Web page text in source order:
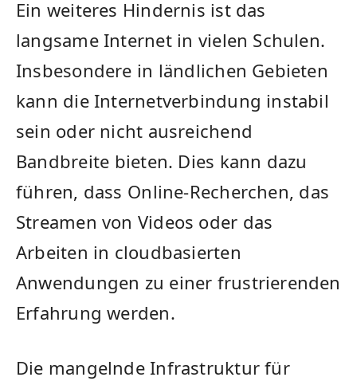
Ein weiteres Hindernis‌ ist das
langsame Internet in⁣ vielen Schulen.
Insbesondere in⁣ ländlichen Gebieten
kann die Internetverbindung instabil​
sein oder nicht ausreichend‍
Bandbreite⁤ bieten. Dies ‌kann dazu
führen,‍ dass ⁢Online-Recherchen,⁤ das‍
Streamen von ​Videos oder das
Arbeiten in cloudbasierten
Anwendungen zu einer frustrierenden
Erfahrung werden.
Die mangelnde Infrastruktur für